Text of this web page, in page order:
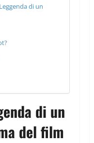
di un
di un
del film